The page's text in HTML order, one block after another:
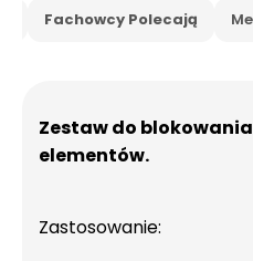
Fachowcy Polecają
Zestaw do blokowania
elementów.
Zastosowanie: